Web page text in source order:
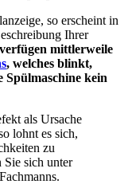
so erscheint in
Ihrer
mittlerweile
, welches blinkt,
Spülmaschine kein
als Ursache
lohnt es sich,
zu
Sie sich unter